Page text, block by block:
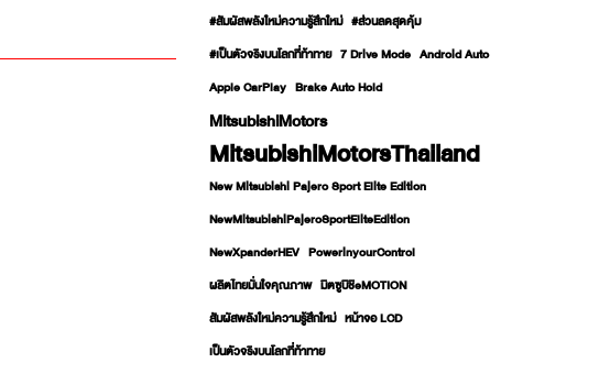
#สัมผัสพลังใหม่ความรู้สึกใหม่ #ส่วนลดสุดคุ้ม
#เป็นตัวจริงบนโลกที่ท้าทาย 7 Drive Mode Android Auto
Apple CarPlay Brake Auto Hold
MitsubishiMotors
MitsubishiMotorsThailand
New Mitsubishi Pajero Sport Elite Edition
NewMitsubishiPajeroSportEliteEdition
NewXpanderHEV PowerinyourControl
ผลิตไทยมั่นใจคุณภาพ มิตซูบิชิeMOTION
สัมผัสพลังใหม่ความรู้สึกใหม่ หน้าจอ LCD
เป็นตัวจริงบนโลกที่ท้าทาย